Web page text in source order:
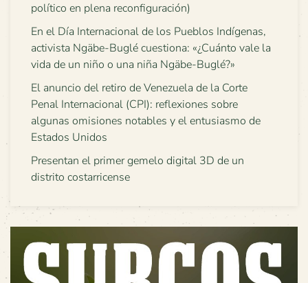
político en plena reconfiguración)
En el Día Internacional de los Pueblos Indígenas,
activista Ngäbe-Buglé cuestiona: «¿Cuánto vale la
vida de un niño o una niña Ngäbe-Buglé?»
El anuncio del retiro de Venezuela de la Corte
Penal Internacional (CPI): reflexiones sobre
algunas omisiones notables y el entusiasmo de
Estados Unidos
Presentan el primer gemelo digital 3D de un
distrito costarricense